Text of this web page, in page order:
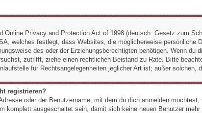
Online Privacy and Protection Act of 1998 (deutsch: Gesetz zum
welches festlegt, dass Websites, die möglicherweise persönliche
des oder der Erziehungsberechtigten benötigen. Wenn du
zutrifft, ziehe einen rechtlichen Beistand zu Rate. Bitte
für Rechtsangelegenheiten jeglicher Art ist; außer solchen,
registrieren?
oder der Benutzername, mit dem du dich anmelden
komplett ausgeschaltet sein, damit sich keine neuen Benutzer